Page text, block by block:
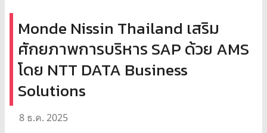
Monde Nissin Thailand เสริม
ศักยภาพการบริหาร SAP ด้วย AMS
โดย NTT DATA Business
Solutions
8 ธ.ค. 2025